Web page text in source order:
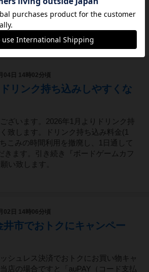
します。また、4月30日(木)は事前予
ただきますので、来店予定のお客様は
約をお願いします。
04日 14時02分頃
リンク持ち込みしやすくな
ざいます。2026年1月よりドリンク持
致します。ドリンク持ち込み料金(1
こみの時間利用を撤廃し、1日通して
きます。引き続き『ボードゲームカフ
い致します。
02日 14時06分頃
井市でおトクにキャンペー
シュレス決済でおトクにお買い物キャ
店の場合ですと「auPAY（コード支払